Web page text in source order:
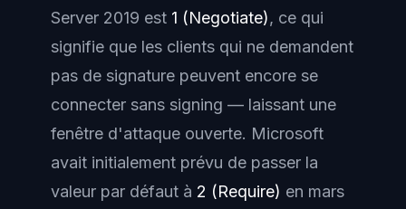
Server 2019 est 1 (Negotiate), ce qui
signifie que les clients qui ne demandent
pas de signature peuvent encore se
connecter sans signing — laissant une
fenêtre d'attaque ouverte. Microsoft
avait initialement prévu de passer la
valeur par défaut à 2 (Require) en mars